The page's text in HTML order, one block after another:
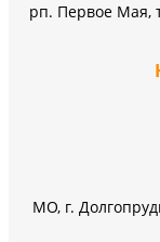
рп. Первое Мая,
МО, г.